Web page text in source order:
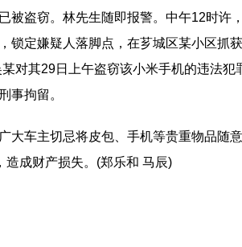
被盗窃。林先生随即报警。中午12时许
锁定嫌疑人落脚点，在芗城区某小区抓
对其29日上午盗窃该小米手机的违法犯
事拘留。
大车主切忌将皮包、手机等贵重物品随
造成财产损失。(郑乐和 马辰)